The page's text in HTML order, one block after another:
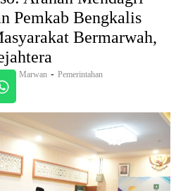
Pemkab Bengkalis
Bermarwah,
Marwan - Pemerintahan